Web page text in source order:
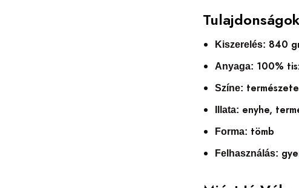
Kiszerelés: 840
Anyaga: 100%
Színe:
Illata: enyhe,
Forma: tömb
Felhasználás: